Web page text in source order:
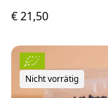
€ 21,50
Nicht vorrätig